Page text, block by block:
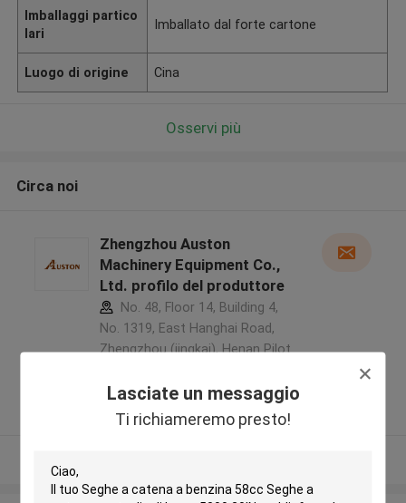
Lasciate un messaggio
Ti richiameremo presto!
Imballaggi partico
lari
Imballato dal forte cartone
Luogo di origine Cina
Osservi più
Circa noi
Zhengzhou Auston
Machinery Equipment Co.,
Ltd. profilo del produttore
No. 48, Floor 14, Building 4,
No. 1319, East Hanghai Road,
Zhengzhou (jingkai), Henan Pilot
5.0
Fornitore verificato